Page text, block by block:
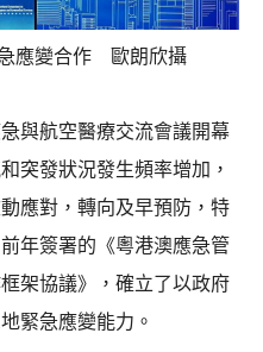
應變合作 歐朗欣攝
與航空醫療交流會議開幕
突發狀況發生頻率增加，
應對，轉向及早預防，特
年簽署的《粵港澳應急管
架協議》，確立了以政府
緊急應變能力。